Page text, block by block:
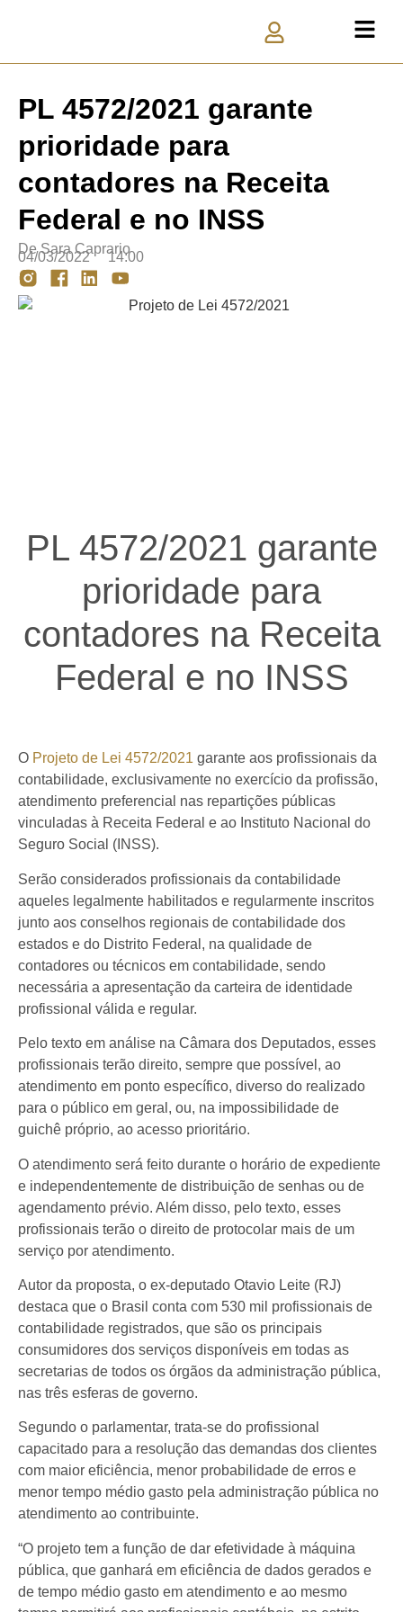
PL 4572/2021 garante
prioridade para
contadores na Receita
Federal e no INSS
DeSara Caprario
04/03/2022 14:00
PL 4572/2021 garante
prioridade para
contadores na Receita
Federal e no INSS
O Projeto de Lei 4572/2021 garante aos profissionais da
contabilidade, exclusivamente no exercício da profissão,
atendimento preferencial nas repartições públicas
vinculadas à Receita Federal e ao Instituto Nacional do
Seguro Social (INSS).
Serão considerados profissionais da contabilidade
aqueles legalmente habilitados e regularmente inscritos
junto aos conselhos regionais de contabilidade dos
estados e do Distrito Federal, na qualidade de
contadores ou técnicos em contabilidade, sendo
necessária a apresentação da carteira de identidade
profissional válida e regular.
Pelo texto em análise na Câmara dos Deputados, esses
profissionais terão direito, sempre que possível, ao
atendimento em ponto específico, diverso do realizado
para o público em geral, ou, na impossibilidade de
guichê próprio, ao acesso prioritário.
O atendimento será feito durante o horário de expediente
e independentemente de distribuição de senhas ou de
agendamento prévio. Além disso, pelo texto, esses
profissionais terão o direito de protocolar mais de um
serviço por atendimento.
Autor da proposta, o ex-deputado Otavio Leite (RJ)
destaca que o Brasil conta com 530 mil profissionais de
contabilidade registrados, que são os principais
consumidores dos serviços disponíveis em todas as
secretarias de todos os órgãos da administração pública,
nas três esferas de governo.
Segundo o parlamentar, trata-se do profissional
capacitado para a resolução das demandas dos clientes
com maior eficiência, menor probabilidade de erros e
menor tempo médio gasto pela administração pública no
atendimento ao contribuinte.
“O projeto tem a função de dar efetividade à máquina
pública, que ganhará em eficiência de dados gerados e
de tempo médio gasto em atendimento e ao mesmo